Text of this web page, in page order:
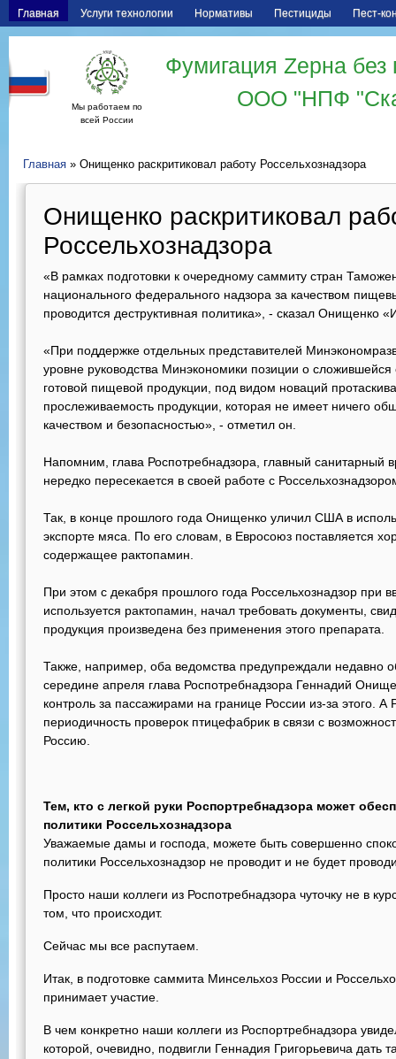
Главная Услуги технологии Нормативы Пестициды Пест-
Мы работаем по
всей России
Фумигация Zерна
ООО "НПФ
Главная » Онищенко раскритиковал работу Россельхознадзора
Онищенко раскритиковал
Россельхознадзора
«В рамках подготовки к очередному саммиту стран
национального федерального надзора за качеством
проводится деструктивная политика», - сказал Онищенко
«При поддержке отдельных представителей
уровне руководства Минэкономики позиции о сложившейся
готовой пищевой продукции, под видом новаций
прослеживаемость продукции, которая не имеет ничего
качеством и безопасностью», - отметил он.
Напомним, глава Роспотребнадзора, главный санитарный
нередко пересекается в своей работе с
Так, в конце прошлого года Онищенко уличил США в
экспорте мяса. По его словам, в Евросоюз поставляется
содержащее рактопамин.
При этом с декабря прошлого года Россельхознадзор при
используется рактопамин, начал требовать документы,
продукция произведена без применения этого препарата.
Также, например, оба ведомства предупреждали недавно
середине апреля глава Роспотребнадзора Геннадий
контроль за пассажирами на границе России из-за этого. А
периодичность проверок птицефабрик в связи с
Россию.
Тем, кто с легкой руки Роспортребнадзора может
политики Россельхознадзора
Уважаемые дамы и господа, можете быть совершенно
политики Россельхознадзор не проводит и не будет
Просто наши коллеги из Роспотребнадзора чуточку не в
том, что происходит.
Сейчас мы все распутаем.
Итак, в подготовке саммита Минсельхоз России и
принимает участие.
В чем конкретно наши коллеги из Роспортребнадзора
которой, очевидно, подвигли Геннадия Григорьевича дать